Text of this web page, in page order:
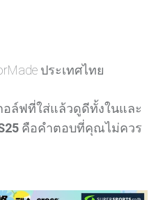
ประเทศไทย
ล์ฟที่ใส่แล้วดูดีทั้งในและ
คือคำตอบที่คุณไม่ควร